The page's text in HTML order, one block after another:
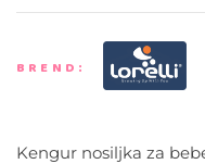
BREND:
Kengur nosiljka za